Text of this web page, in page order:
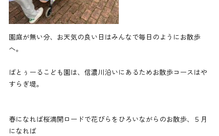
園庭が無い分、お天気の良い日はみんなで毎日のようにお散歩
へ。
ばとぅーるこども園は、信濃川沿いにあるためお散歩コースはや
すらぎ堤。
春になれば桜満開ロードで花びらをひろいながらのお散歩、５月
になれば